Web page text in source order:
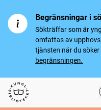
Begränsningar i
Sökträffar som är
omfattas av
tjänsten när du
begränsningen.
Svenska tidningar